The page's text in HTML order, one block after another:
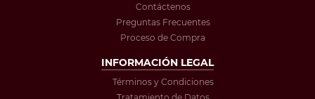
Contáctenos
Preguntas Frecuentes
Proceso de Compra
INFORMACIÓN LEGAL
Términos y Condiciones